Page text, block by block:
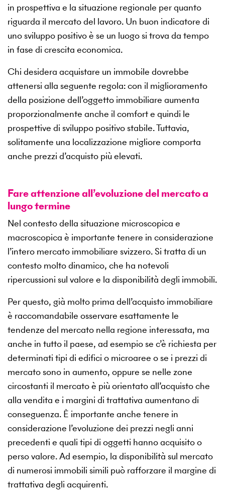
in prospettiva e la situazione regionale per quanto
riguarda il mercato del lavoro. Un buon indicatore di
uno sviluppo positivo è se un luogo si trova da tempo
in fase di crescita economica.
Chi desidera acquistare un immobile dovrebbe
attenersi alla seguente regola: con il miglioramento
della posizione dell’oggetto immobiliare aumenta
proporzionalmente anche il comfort e quindi le
prospettive di sviluppo positivo stabile. Tuttavia,
solitamente una localizzazione migliore comporta
anche prezzi d’acquisto più elevati.
Fare attenzione all’evoluzione del mercato a
lungo termine
Nel contesto della situazione microscopica e
macroscopica è importante tenere in considerazione
l’intero mercato immobiliare svizzero. Si tratta di un
contesto molto dinamico, che ha notevoli
ripercussioni sul valore e la disponibilità degli immobili.
Per questo, già molto prima dell’acquisto immobiliare
è raccomandabile osservare esattamente le
tendenze del mercato nella regione interessata, ma
anche in tutto il paese, ad esempio se c’è richiesta per
determinati tipi di edifici o microaree o se i prezzi di
mercato sono in aumento, oppure se nelle zone
circostanti il mercato è più orientato all’acquisto che
alla vendita e i margini di trattativa aumentano di
conseguenza. È importante anche tenere in
considerazione l’evoluzione dei prezzi negli anni
precedenti e quali tipi di oggetti hanno acquisito o
perso valore. Ad esempio, la disponibilità sul mercato
di numerosi immobili simili può rafforzare il margine di
trattativa degli acquirenti.